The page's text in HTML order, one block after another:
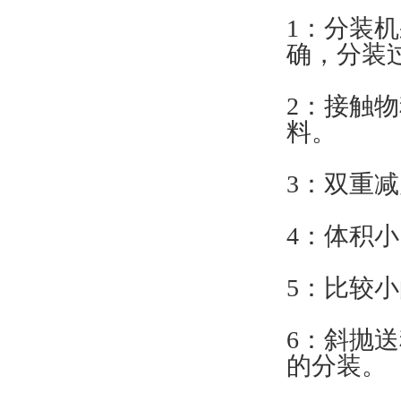
1：分装
确，分装
2：接触
料。
3：双重
4：体积
5：比较
6：斜抛
的分装。